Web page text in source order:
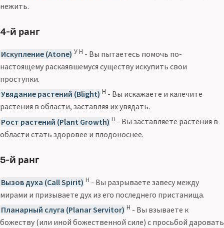
нежить.
4-й ранг
Искупление (Atone) У Н - Вы пытаетесь помочь по-
настоящему раскаявшемуся существу искупить свои
проступки.
Увядание растений (Blight) Н - Вы искажаете и калечите
растения в области, заставляя их увядать.
Рост растений (Plant Growth) Н - Вы заставляете растения в
области стать здоровее и плодоноснее.
5-й ранг
Вызов духа (Call Spirit) Н - Вы разрываете завесу между
мирами и призываете дух из его последнего пристанища.
Планарный слуга (Planar Servitor) Н - Вы взываете к
божеству (или иной божественной силе) с просьбой даровать